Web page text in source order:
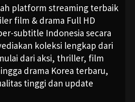
platform streaming terbaik
film & drama Full HD
subtitle Indonesia secara
koleksi lengkap dari
dari aksi, thriller, film
drama Korea terbaru,
tinggi dan update